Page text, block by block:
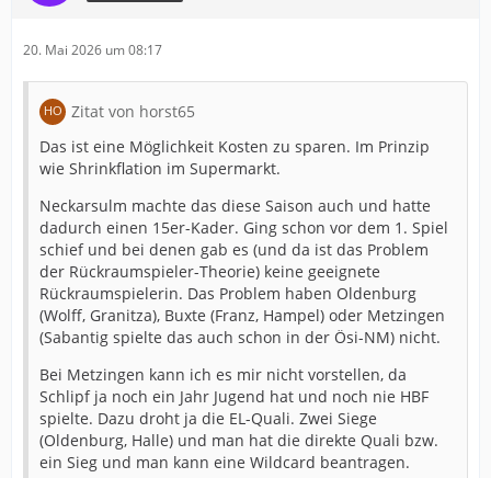
20. Mai 2026 um 08:17
Zitat von horst65
Das ist eine Möglichkeit Kosten zu sparen. Im Prinzip
wie Shrinkflation im Supermarkt.
Neckarsulm machte das diese Saison auch und hatte
dadurch einen 15er-Kader. Ging schon vor dem 1. Spiel
schief und bei denen gab es (und da ist das Problem
der Rückraumspieler-Theorie) keine geeignete
Rückraumspielerin. Das Problem haben Oldenburg
(Wolff, Granitza), Buxte (Franz, Hampel) oder Metzingen
(Sabantig spielte das auch schon in der Ösi-NM) nicht.
Bei Metzingen kann ich es mir nicht vorstellen, da
Schlipf ja noch ein Jahr Jugend hat und noch nie HBF
spielte. Dazu droht ja die EL-Quali. Zwei Siege
(Oldenburg, Halle) und man hat die direkte Quali bzw.
ein Sieg und man kann eine Wildcard beantragen.